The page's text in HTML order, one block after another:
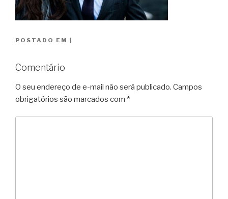
POSTADO EM |
Comentário
O seu endereço de e-mail não será publicado. Campos
obrigatórios são marcados com *